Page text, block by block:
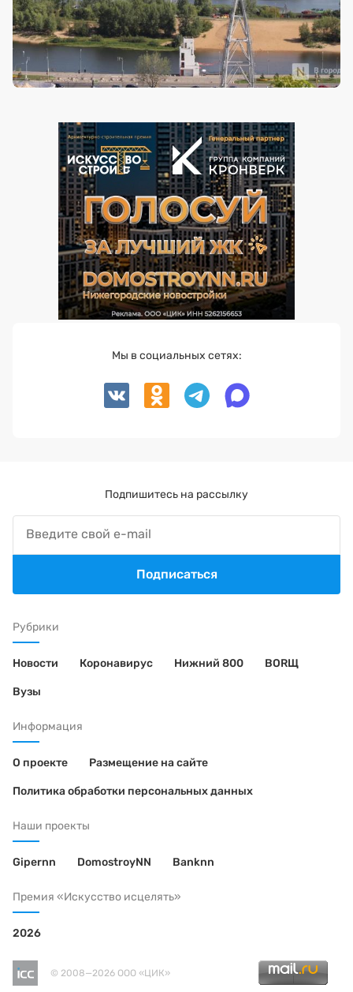
Рубрики
Новости Коронавирус Нижний 800 BORЩ
Вузы
Информация
О проекте Размещение на сайте
Политика обработки персональных данных
Наши проекты
Gipernn DomostroyNN Banknn
Премия «Искусство исцелять»
2026
© 2008—2026 ООО «ЦИК»
Мы в социальных сетях:
Подпишитесь на рассылку
Подписаться